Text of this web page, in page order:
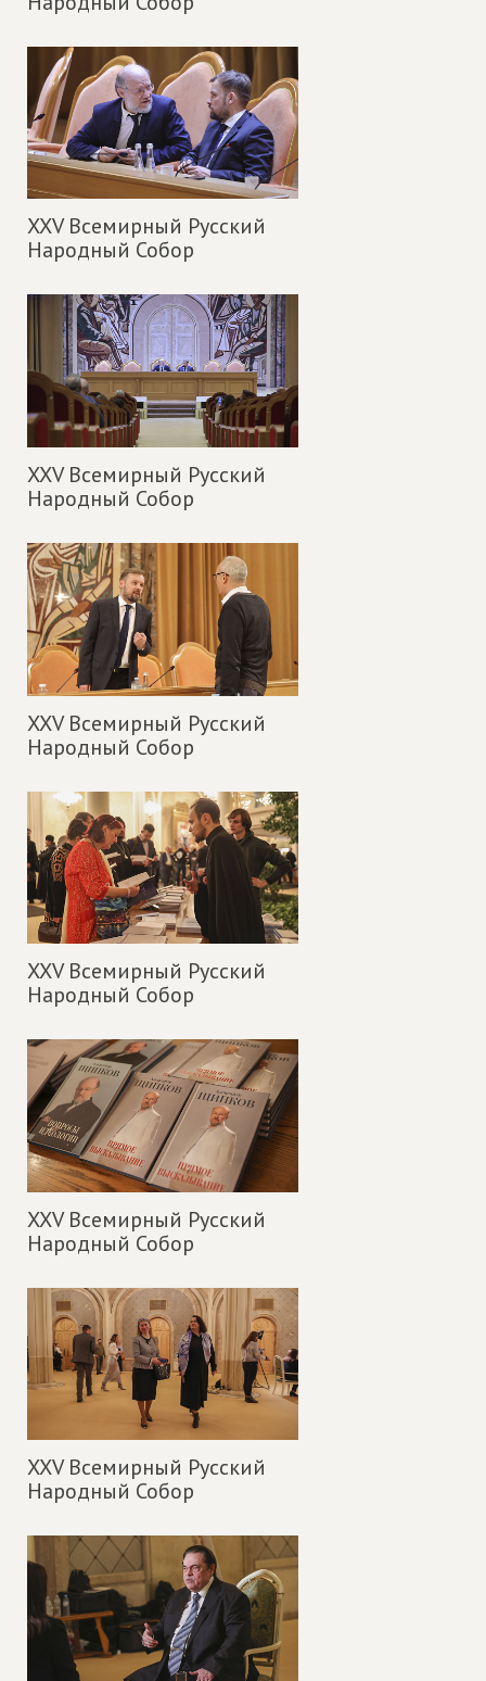
XXV Всемирный Русский
Народный Собор
XXV Всемирный Русский
Народный Собор
XXV Всемирный Русский
Народный Собор
XXV Всемирный Русский
Народный Собор
XXV Всемирный Русский
Народный Собор
XXV Всемирный Русский
Народный Собор